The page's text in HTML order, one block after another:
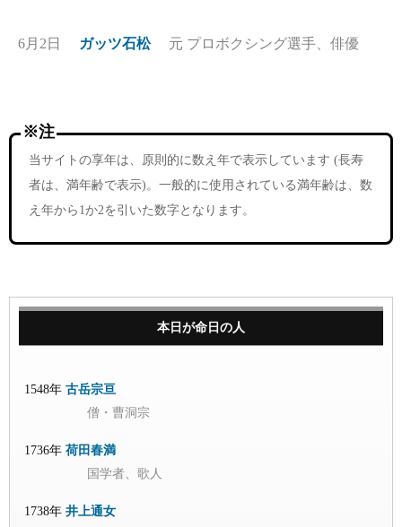
6月2日 ガッツ石松 元 プロボクシング選手、俳優
※注
当サイトの享年は、原則的に数え年で表示しています (長寿
者は、満年齢で表示)。一般的に使用されている満年齢は、数
え年から1か2を引いた数字となります。
本日が命日の人
1548年 古岳宗亘
僧・曹洞宗
1736年 荷田春満
国学者、歌人
1738年 井上通女